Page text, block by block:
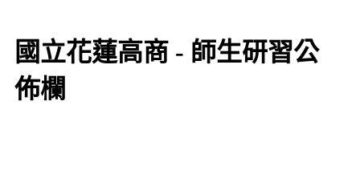
國立花蓮高商 - 師生研習公
佈欄